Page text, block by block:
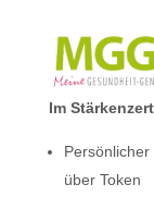
Im
über Token